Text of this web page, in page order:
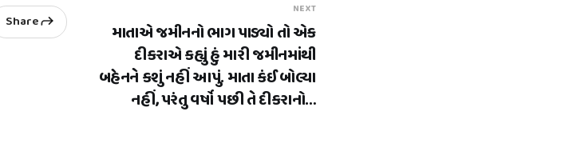
Share
NEXT
માતાએ જમીનનો ભાગ પાડ્યો તો એક
દીકરાએ કહ્યું હું મારી જમીનમાંથી
બહેનને કશું નહીં આપું. માતા કંઈ બોલ્યા
નહીં, પરંતુ વર્ષો પછી તે દીકરાનો…